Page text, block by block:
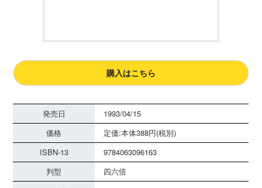
購入はこちら
発売日
1993/04/15
価格
定価:本体388円(税別)
ISBN-13
9784063096163
判型
四六倍